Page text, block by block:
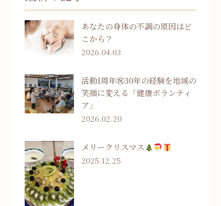
あなたの身体の不調の原因はど
こから？
2026.04.03
活動1周年㊗30年の経験を地域の
笑顔に変える「健康ボランティ
ア」
2026.02.20
メリークリスマス
2025.12.25